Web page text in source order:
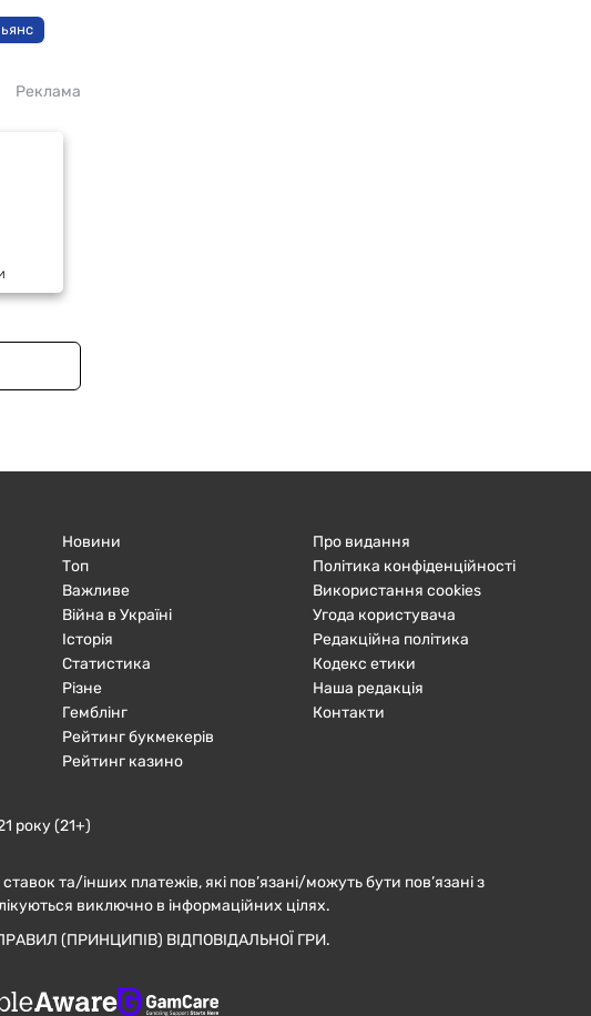
Реклама
Новини
Топ
Важливе
Війна в Україні
Історія
Статистика
Різне
Гемблінг
Рейтинг букмекерів
Рейтинг казино
Про видання
Політика конфіденційності
Використання cookies
Угода користувача
Редакційна політика
Кодекс етики
Наша редакція
Контакти
року (21+)
та/інших платежів, які пов’язані/можуть бути пов’язані з
виключно в інформаційних цілях.
(ПРИНЦИПІВ) ВІДПОВІДАЛЬНОЇ ГРИ.